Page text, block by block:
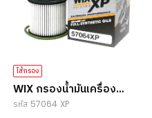
ไส้กรอง
WIX กรองน้ำมันเครื่อง
57064 XP
รหัส 57064 XP